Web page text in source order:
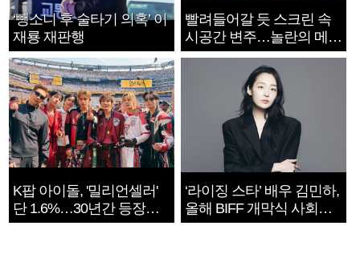
‘뺑소니 후 술타기 의혹’ 이
재룡 재판행
빨려들어갈 듯 스크린 속
시공간 변주…놀란의 메시
지는 ‘전쟁 속죄’
K팝 아이돌, '밀리언셀러'
단 1.6%…30년간 등장
1182개팀 전수조사
‘라이징 스타’ 배우 김민하,
올해 BIFF 개막식 사회자
확정